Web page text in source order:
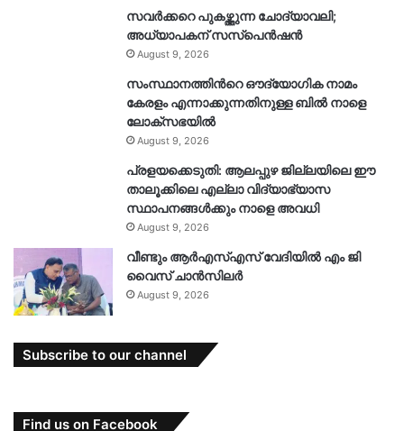
സവർക്കറെ പുകഴ്ത്തുന്ന ചോദ്യാവലി;
അധ്യാപകന് സസ്‌പെൻഷൻ
August 9, 2026
സംസ്ഥാനത്തിൻറെ ഔദ്യോഗിക നാമം
കേരളം എന്നാക്കുന്നതിനുള്ള ബിൽ നാളെ
ലോക്സഭയിൽ
August 9, 2026
പ്രളയക്കെടുതി: ആലപ്പുഴ ജില്ലയിലെ ഈ
താലൂക്കിലെ എല്ലാ വിദ്യാഭ്യാസ
സ്ഥാപനങ്ങൾക്കും നാളെ അവധി
August 9, 2026
വീണ്ടും ആർഎസ്എസ് വേദിയിൽ എം ജി
വൈസ് ചാൻസിലർ
August 9, 2026
Subscribe to our channel
Find us on Facebook